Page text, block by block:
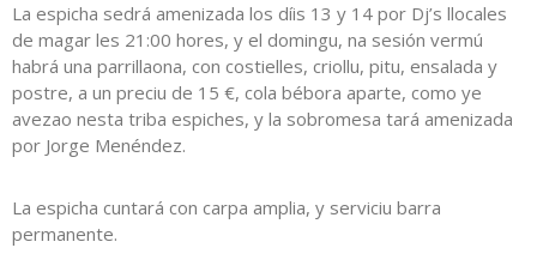
La espicha sedrá amenizada los díis 13 y 14 por Dj’s llocales
de magar les 21:00 hores, y el domingu, na sesión vermú
habrá una parrillaona, con costielles, criollu, pitu, ensalada y
postre, a un preciu de 15 €, cola bébora aparte, como ye
avezao nesta triba espiches, y la sobromesa tará amenizada
por Jorge Menéndez.
La espicha cuntará con carpa amplia, y serviciu barra
permanente.